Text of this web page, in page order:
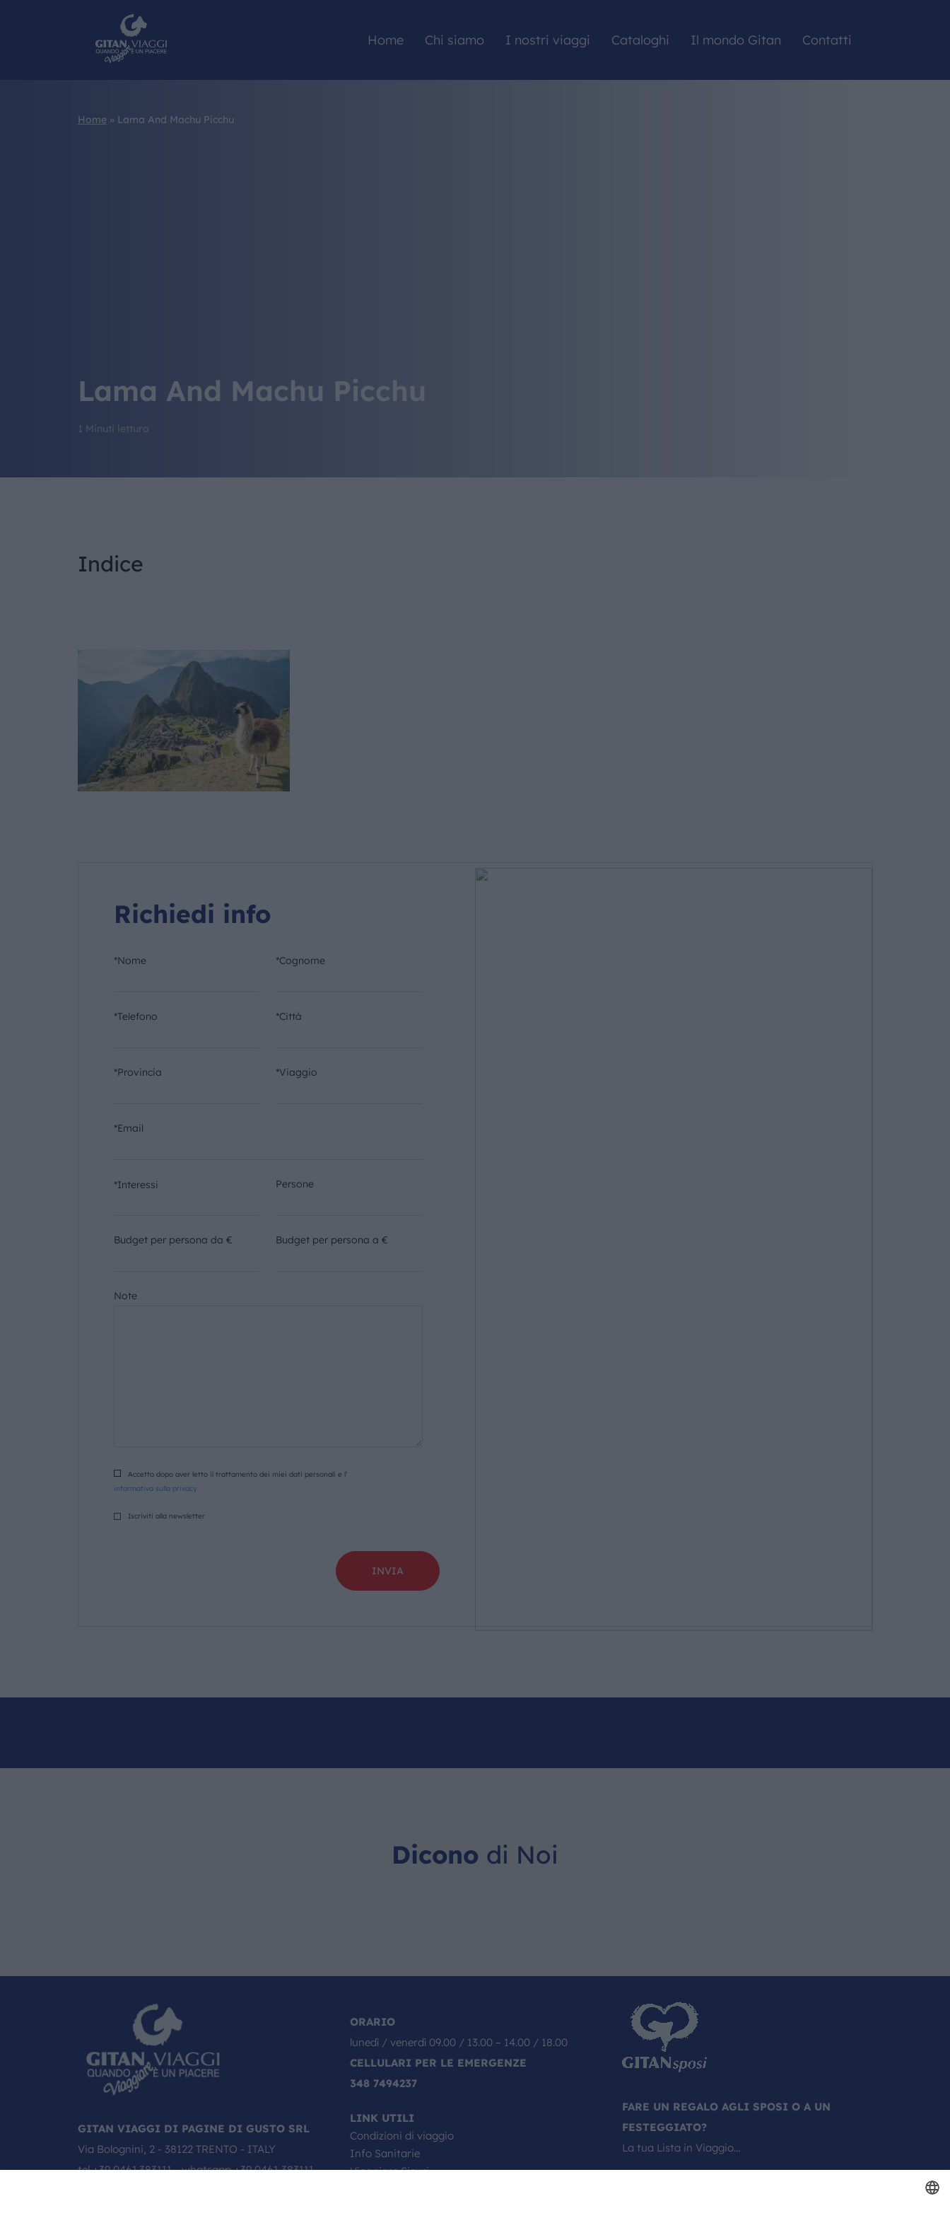
Home Chi siamo I nostri viaggi Cataloghi Il mondo Gitan Contatti
Home » Lama And Machu Picchu
Lama And Machu Picchu
1 Minuti lettura
Indice
Richiedi info
*Nome *Cognome
*Telefono *Città
*Provincia *Viaggio
*Email
*Interessi Persone
Budget per persona da € Budget per persona a €
Note
Accetto dopo aver letto il trattamento dei miei dati personali e l’
informativa sulla privacy
Iscriviti alla newsletter
Dicono di Noi
GITAN VIAGGI DI PAGINE DI GUSTO SRL
Via Bolognini, 2 - 38122 TRENTO - ITALY
tel+39 0461.383111- whatsapp+39 0461 383111
ORARIO
lunedì / venerdì 09.00 / 13.00 – 14.00 / 18.00
CELLULARI PER LE EMERGENZE
348 7494237
LINK UTILI
Condizioni di viaggio
Info Sanitarie
Viaggiare Sicuri
FARE UN REGALO AGLI SPOSI O A UN
FESTEGGIATO?
La tua Lista in Viaggio…